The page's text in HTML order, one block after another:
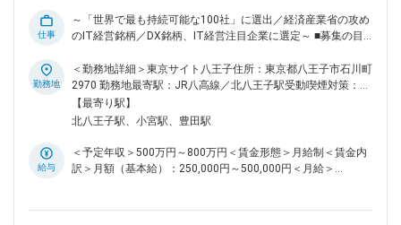
自動車業界、ICT業界等において、光・色計測機器でのデファ
クトスタンダードとして長年採用されており、ワールドワイド
動車の内外装やスマートフォンのディスプレイの品質向上に貢
献しており、国内以外にも、ドイツ、アメリカ、スペイン、フ
ィンランドに開発拠点、欧・米・中・韓・シンガポールに販売
会社を有します。 変更の範囲：会社の定める業務
仕事
～「世界で最も持続可能な100社」に選出／経済産業省の攻め
のIT経営銘柄／DX銘柄、IT経営注目企業に選定～ ■募集の目
自らの手で社会の求める付加価値の高い製品を構想し、具現化
するチーム力強化のための募集です。 現HWメンバーをはじ
め、画像設計やFW領域の開発者と一緒に、コニカミノルタの
プロダクションプリント機におけるシステム/画像処理技術の
を社内メンバーと共に積極的に行っていただき、更なる使いや
すさやダントツ性能が開発されることを期待します。 ■業務内
の採用検討、回路/基板設計、基板評価 ３）プロダクションプ
勤務地
＜勤務地詳細＞東京サイト八王子住所：東京都八王子市石川町
2970 勤務地最寄駅：JR八高線／北八王子駅受動喫煙対策：屋
内全面禁煙変更の範囲：会社の定める事業所（リモートワーク
含む）
【最寄り駅】
北八王子駅、小宮駅、豊田駅
給与
＜予定年収＞500万円～800万円＜賃金形態＞月給制＜賃金内
訳＞月額（基本給）：250,000円～500,000円＜月給＞